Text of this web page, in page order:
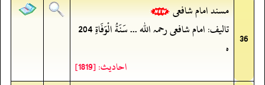
36
مسند امام شافعی
تالیف: امام شافعی رحمہ اللہ ... سَنَةُ الْوَفَاةِ 204
ه
احادیث: [1819]